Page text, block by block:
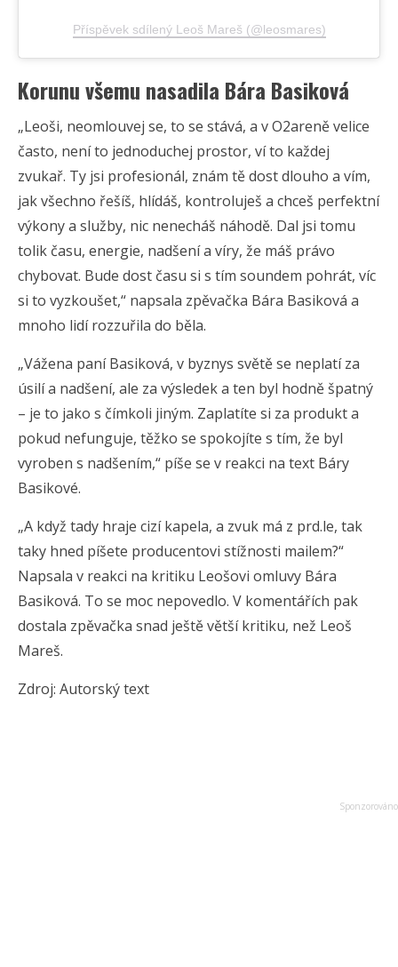
Příspěvek sdílený Leoš Mareš (@leosmares)
Korunu všemu nasadila Bára Basiková
„Leoši, neomlouvej se, to se stává, a v O2areně velice
často, není to jednoduchej prostor, ví to každej
zvukař. Ty jsi profesionál, znám tě dost dlouho a vím,
jak všechno řešíš, hlídáš, kontroluješ a chceš perfektní
výkony a služby, nic nenecháš náhodě. Dal jsi tomu
tolik času, energie, nadšení a víry, že máš právo
chybovat. Bude dost času si s tím soundem pohrát, víc
si to vyzkoušet,“ napsala zpěvačka Bára Basiková a
mnoho lidí rozzuřila do běla.
„Vážena paní Basiková, v byznys světě se neplatí za
úsilí a nadšení, ale za výsledek a ten byl hodně špatný
– je to jako s čímkoli jiným. Zaplatíte si za produkt a
pokud nefunguje, těžko se spokojíte s tím, že byl
vyroben s nadšením,“ píše se v reakci na text Báry
Basikové.
„A když tady hraje cizí kapela, a zvuk má z prd.le, tak
taky hned píšete producentovi stížnosti mailem?“
Napsala v reakci na kritiku Leošovi omluvy Bára
Basiková. To se moc nepovedlo. V komentářích pak
dostala zpěvačka snad ještě větší kritiku, než Leoš
Mareš.
Zdroj: Autorský text